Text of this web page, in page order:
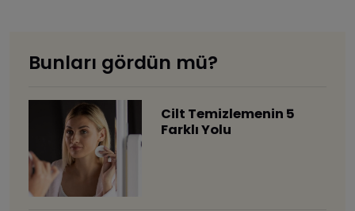
Bunları gördün mü?
Cilt Temizlemenin 5
Farklı Yolu